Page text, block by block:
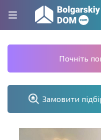
Почніть
Замовити